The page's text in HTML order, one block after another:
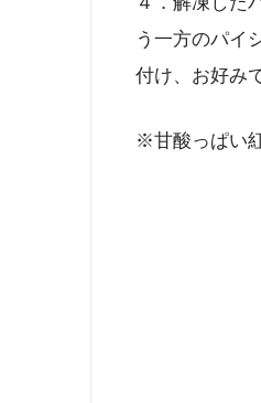
う一方のパイ
付け、お好み
※甘酸っぱい